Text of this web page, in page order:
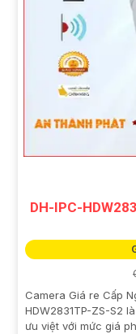
DH-IPC-
Camera Giá re Cấp
HDW2831TP-ZS-S2
ưu việt với mức giá